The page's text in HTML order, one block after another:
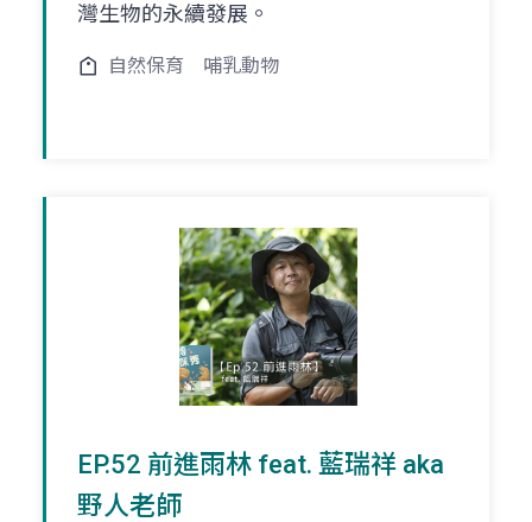
灣生物的永續發展。
自然保育 哺乳動物
EP.52 前進雨林 feat. 藍瑞祥 aka
野人老師